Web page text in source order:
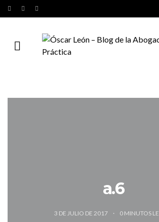
a.6
3 DE JULIO DE 2017 0 MINUTOS